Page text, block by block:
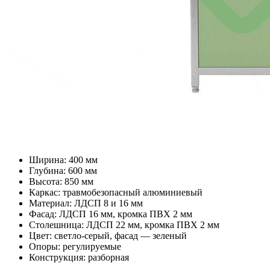
Ширина: 400 мм
Глубина: 600 мм
Высота: 850 мм
Каркас: травмобезопасный алюминиевый
Материал: ЛДСП 8 и 16 мм
Фасад: ЛДСП 16 мм, кромка ПВХ 2 мм
Столешница: ЛДСП 22 мм, кромка ПВХ 2 мм
Цвет: светло-серый, фасад — зеленый
Опоры: регулируемые
Конструкция: разборная